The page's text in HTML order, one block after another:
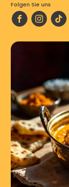
Folgen Sie uns